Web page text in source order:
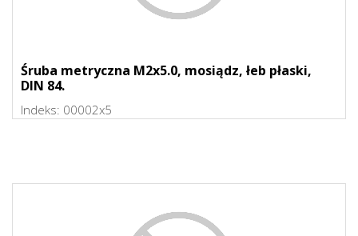
Śruba metryczna M2x5.0, mosiądz, łeb płaski,
DIN 84.
Indeks: 00002x5